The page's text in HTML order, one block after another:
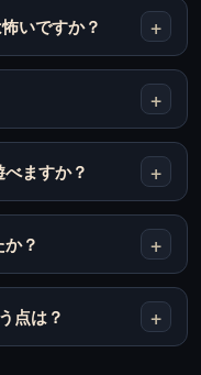
いですか？ +
+
ますか？ +
？ +
点は？ +